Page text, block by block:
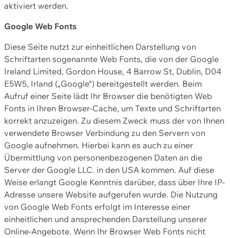
aktiviert werden.
Google Web Fonts
Diese Seite nutzt zur einheitlichen Darstellung von
Schriftarten sogenannte Web Fonts, die von der Google
Ireland Limited, Gordon House, 4 Barrow St, Dublin, D04
E5W5, Irland („Google“) bereitgestellt werden. Beim
Aufruf einer Seite lädt Ihr Browser die benötigten Web
Fonts in Ihren Browser-Cache, um Texte und Schriftarten
korrekt anzuzeigen. Zu diesem Zweck muss der von Ihnen
verwendete Browser Verbindung zu den Servern von
Google aufnehmen. Hierbei kann es auch zu einer
Übermittlung von personenbezogenen Daten an die
Server der Google LLC. in den USA kommen. Auf diese
Weise erlangt Google Kenntnis darüber, dass über Ihre IP-
Adresse unsere Website aufgerufen wurde. Die Nutzung
von Google Web Fonts erfolgt im Interesse einer
einheitlichen und ansprechenden Darstellung unserer
Online-Angebote. Wenn Ihr Browser Web Fonts nicht